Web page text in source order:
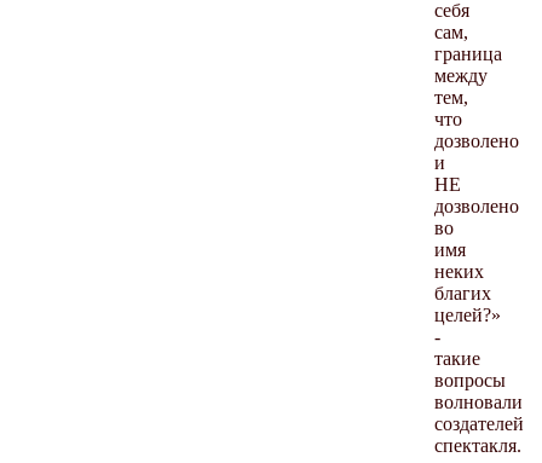
себя
сам,
граница
между
тем,
что
дозволено
и
НЕ
дозволено
во
имя
неких
благих
целей?»
-
такие
вопросы
волновали
создателей
спектакля.